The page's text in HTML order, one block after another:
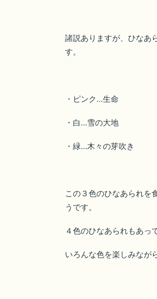
諸説ありますが、ひなあ
す。
・ピンク…生命
・白…雪の大地
・緑…木々の芽吹き
この３色のひなあられを
うです。
４色のひなあられもあっ
いろんな色を楽しみなが